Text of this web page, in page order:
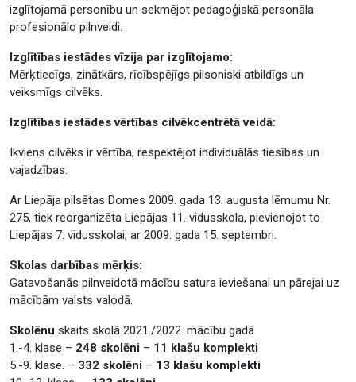
izglītojamā personību un sekmējot pedagoģiskā personāla
profesionālo pilnveidi.
Izglītības iestādes vīzija par izglītojamo:
Mērķtiecīgs, zinātkārs, rīcībspējīgs pilsoniski atbildīgs un
veiksmīgs cilvēks.
Izglītības iestādes vērtības cilvēkcentrētā veidā:
Ikviens cilvēks ir vērtība, respektējot individuālās tiesības un
vajadzības.
Ar Liepāja pilsētas Domes 2009. gada 13. augusta lēmumu Nr.
275, tiek reorganizēta Liepājas 11. vidusskola, pievienojot to
Liepājas 7. vidusskolai, ar 2009. gada 15. septembri.
Skolas darbības mērķis:
Gatavošanās pilnveidotā mācību satura ieviešanai un pārejai uz
mācībām valsts valodā.
Skolēnu skaits skolā 2021./2022. mācību gadā
1.-4. klase – 248 skolēni – 11 klašu komplekti
5.-9. klase. – 332 skolēni – 13 klašu komplekti